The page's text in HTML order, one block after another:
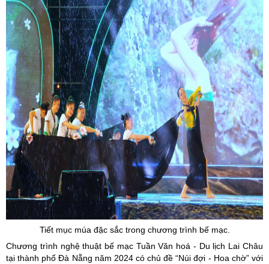
Tiết mục múa đặc sắc trong chương trình bế mạc.
Chương trình nghệ thuật bế mạc Tuần Văn hoá - Du lịch Lai Châu
tại thành phố Đà Nẵng năm 2024 có chủ đề “Núi đợi - Hoa chờ” với